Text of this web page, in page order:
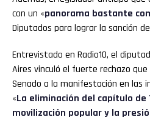
con un «panorama bastante
Diputados para lograr la sanción
Entrevistado en Radio10, el
Aires vinculó el fuerte rechazo
Senado a la manifestación en las
«La eliminación del capítulo
movilización popular y la